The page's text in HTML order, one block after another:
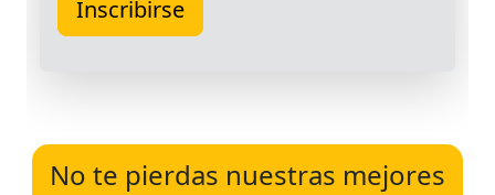
No te pierdas nuestras mejores